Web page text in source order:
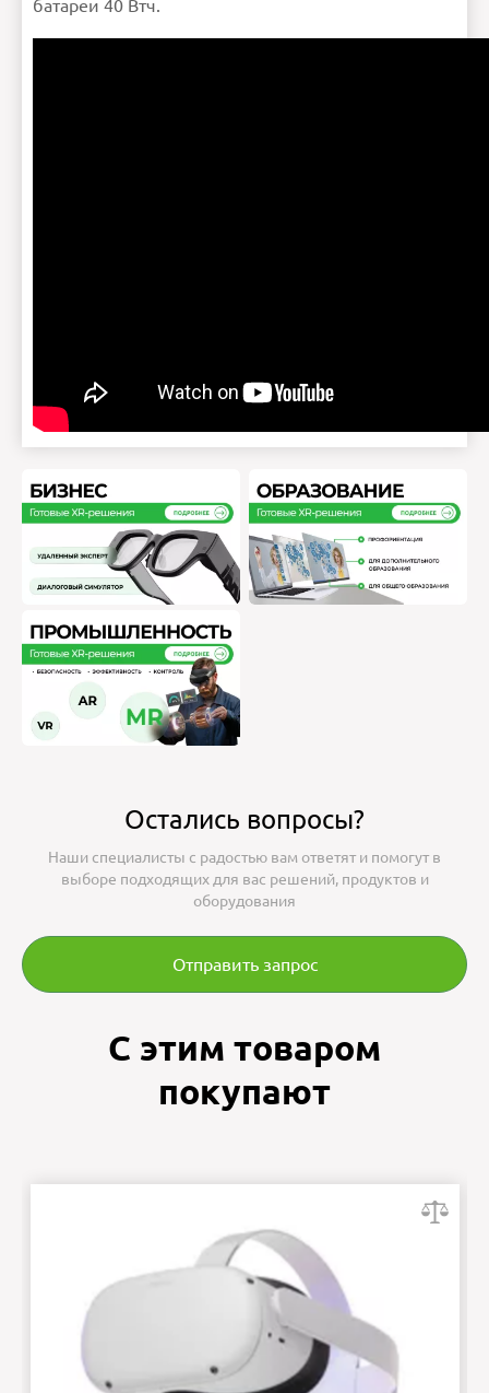
батареи 40 Втч.
Остались вопросы?
Наши специалисты с радостью вам ответят и помогут в
выборе подходящих для вас решений, продуктов и
оборудования
Отправить запрос
С этим товаром
покупают